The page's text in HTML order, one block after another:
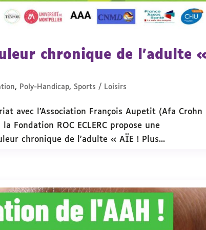
chronique de l’adulte
, Poly-Handicap,Sports / Loisirs
avec l’Association François Aupetit (Afa Crohn
Fondation ROC ECLERC propose une
chronique de l’adulte « AÏE ! Plus...